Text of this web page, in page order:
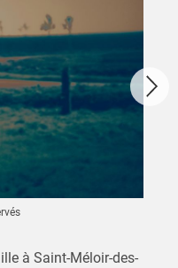
à Saint-Méloir-des-